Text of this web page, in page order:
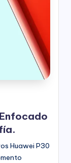
Huawei P30